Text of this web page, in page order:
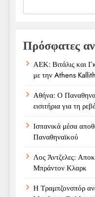
Πρόσφατες
ΑΕΚ: Βιτάλις και
με την Athens
Αθήνα: Ο
εισιτήρια για τη
Ισπανικά μέσα
Παναθηναϊκού
Λος Άντζελες:
Μπράντον Κλαρκ
Η Τραμπζονσπόρ